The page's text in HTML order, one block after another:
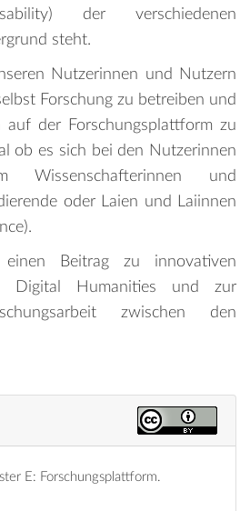
der verschiedenen
steht.
Nutzerinnen und Nutzern
Forschung zu betreiben und
auf der Forschungsplattform zu
ob es sich bei den Nutzerinnen
und
oder Laien und Laiinnen
Beitrag zu innovativen
Digital Humanities und zur
zwischen den
E: Forschungsplattform.